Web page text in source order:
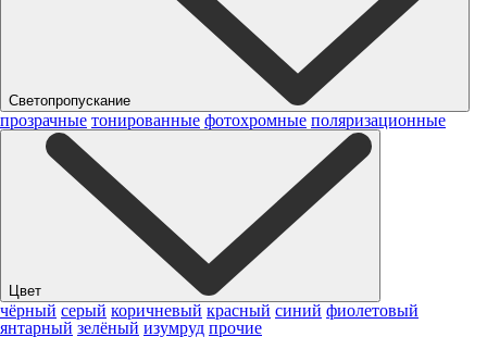
Светопропускание
прозрачные тонированные фотохромные поляризационные
Цвет
чёрный серый коричневый красный синий фиолетовый
янтарный зелёный изумруд прочие